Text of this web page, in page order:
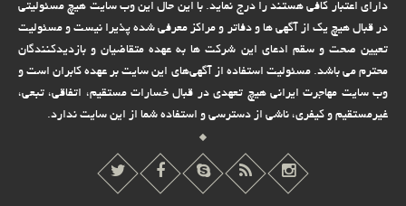
دارای اعتبار کافی هستند را درج نماید. با این حال این وب سایت هیچ مسئولیتی
در قبال هیچ یک از آگهی ها و دفاتر و مراکز معرفی شده پذیرا نیست و مسئولیت
تعیین صحت و سقم ادعای این شرکت ها به عهده متقاضیان و بازدیدکنندگان
محترم می باشد. مسئولیت استفاده از آگهی‌های این سایت بر عهده کابران است و
وب سایت مهاجرت ایرانی هیچ تعهدى در قبال خسارات مستقیم، اتفاقى، تبعى،
غیرمستقیم و کیفرى، ناشى از دسترسى و استفاده شما از این سایت ندارد.